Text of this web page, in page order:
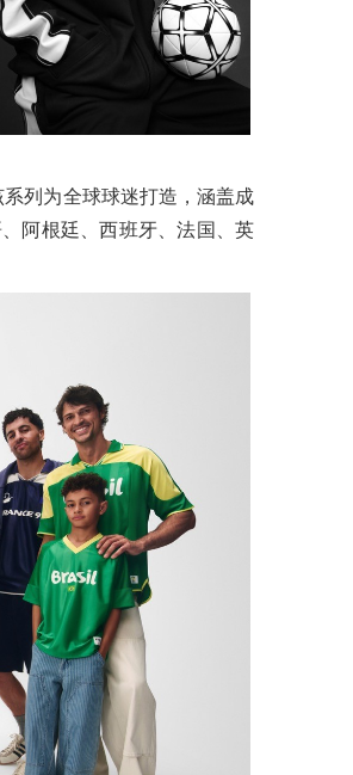
列为全球球迷打造，涵盖成
阿根廷、西班牙、法国、英